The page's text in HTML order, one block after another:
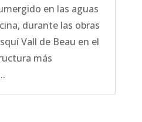
en las aguas
durante las obras
Vall de Beau en el
más